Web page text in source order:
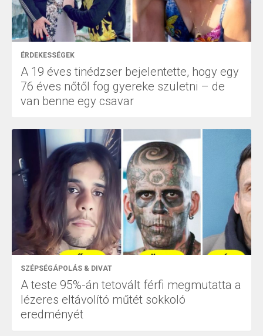
ÉRDEKESSÉGEK
A 19 éves tinédzser bejelentette, hogy egy
76 éves nőtől fog gyereke születni – de
van benne egy csavar
SZÉPSÉGÁPOLÁS & DIVAT
A teste 95%-án tetovált férfi megmutatta a
lézeres eltávolító műtét sokkoló
eredményét